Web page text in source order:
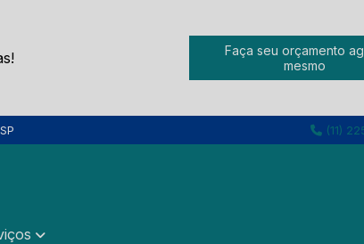
Faça seu orçamento
mesmo
(11)